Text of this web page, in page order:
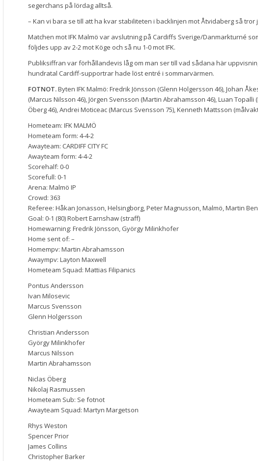
segerchans på lördag alltså.
– Kan vi bara se till att ha kvar stabiliteten i backlinjen mot Åtvidaberg så
Matchen mot IFK Malmö var avslutning på Cardiffs Sverige/Danmarkturné
följdes upp av 2-2 mot Köge och så nu 1-0 mot IFK.
Publiksiffran var förhållandevis låg om man ser till vad sådana här
hundratal Cardiff-supportrar hade löst entré i sommarvärmen.
FOTNOT.Byten IFK Malmö: Fredrik Jönsson (Glenn Holgersson 46), Johan
(Marcus Nilsson 46), Jörgen Svensson (Martin Abrahamsson 46), Luan
Öberg 46), Andrei Moticeac (Marcus Svensson 75), Kenneth Mattsson
Hometeam: IFK MALMÖ
Hometeam form: 4-4-2
Awayteam: CARDIFF CITY FC
Awayteam form: 4-4-2
Scorehalf: 0-0
Scorefull: 0-1
Arena: Malmö IP
Crowd: 363
Referee: Håkan Jonasson, Helsingborg, Peter Magnusson, Malmö, Martin
Goal: 0-1 (80) Robert Earnshaw (straff)
Homewarning: Fredrik Jönsson, György Milinkhofer
Home sent of: –
Homempv: Martin Abrahamsson
Awaympv: Layton Maxwell
Hometeam Squad: Mattias Filipanics
Pontus Andersson
Ivan Milosevic
Marcus Svensson
Glenn Holgersson
Christian Andersson
György Milinkhofer
Marcus Nilsson
Martin Abrahamsson
Niclas Öberg
Nikolaj Rasmussen
Hometeam Sub: Se fotnot
Awayteam Squad: Martyn Margetson
Rhys Weston
Spencer Prior
James Collins
Christopher Barker